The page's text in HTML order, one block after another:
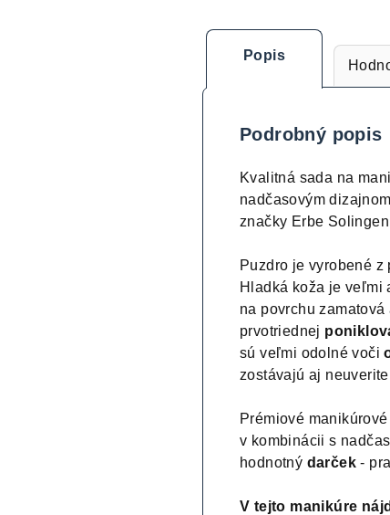
Popis
Podrobný popis
Kvalitná sada na
nadčasovým
značky Erbe
Puzdro je vyrobené z
Hladká koža je veľmi
na povrchu
prvotriednej
sú veľmi odolné voči
zostávajú aj
Prémiové
v kombinácii s
hodnotný darček -
V tejto manikúre